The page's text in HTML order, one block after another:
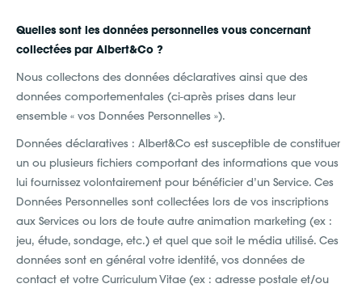
Quelles sont les données personnelles vous concernant
collectées par Albert&Co ?
Nous collectons des données déclaratives ainsi que des
données comportementales (ci-après prises dans leur
ensemble « vos Données Personnelles »).
Données déclaratives : Albert&Co est susceptible de constituer
un ou plusieurs fichiers comportant des informations que vous
lui fournissez volontairement pour bénéficier d’un Service. Ces
Données Personnelles sont collectées lors de vos inscriptions
aux Services ou lors de toute autre animation marketing (ex :
jeu, étude, sondage, etc.) et quel que soit le média utilisé. Ces
données sont en général votre identité, vos données de
contact et votre Curriculum Vitae (ex : adresse postale et/ou